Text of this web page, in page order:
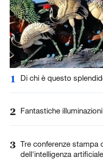
1 Di chi è questo
2 Fantastiche
3 Tre conferenze stampa
dell'intelligenza artificiale